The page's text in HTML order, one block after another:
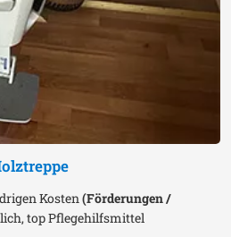
Kosten (Förderungen /
top Pflegehilfsmittel